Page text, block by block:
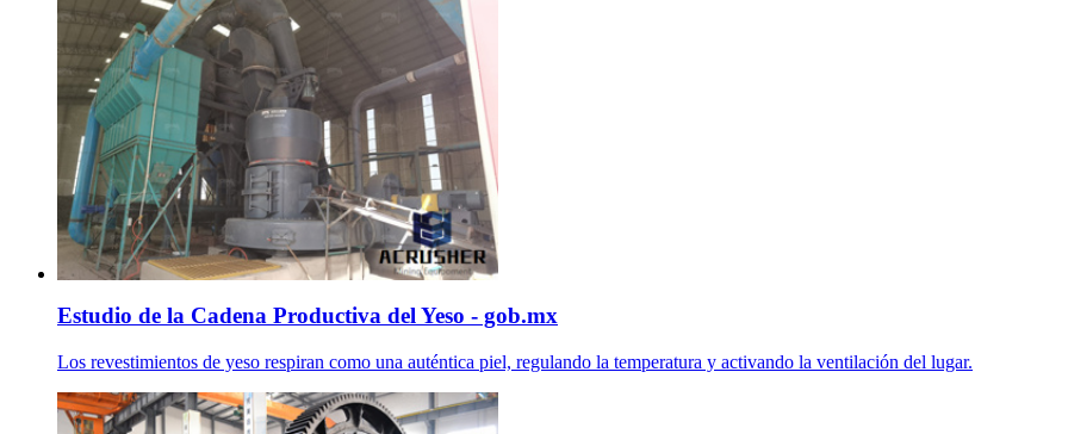
Estudio de la Cadena Productiva del Yeso - gob.mx
Los revestimientos de yeso respiran como una auténtica piel, regulando la temperatura y activando la ventilación del lugar.